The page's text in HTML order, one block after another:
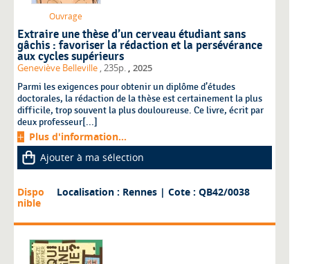
Ouvrage
Extraire une thèse d’un cerveau étudiant sans
gâchis : favoriser la rédaction et la persévérance
aux cycles supérieurs
Geneviève Belleville , 235p. 2025
Parmi les exigences pour obtenir un diplôme d’études
doctorales, la rédaction de la thèse est certainement la plus
difficile, trop souvent la plus douloureuse. Ce livre, écrit par
deux professeur[...]
Plus d'information...
Ajouter à ma sélection
Dispo
nible
Localisation : Rennes | Cote : QB42/0038